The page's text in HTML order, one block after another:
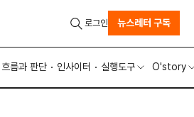
흐름과 판단 인사이터 실행도구 O'story
로그인 뉴스레터 구독